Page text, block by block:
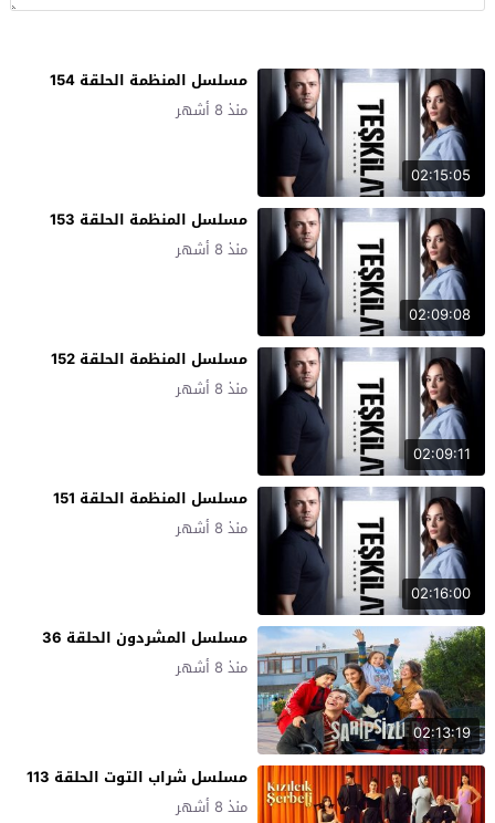
02:15:05
مسلسل المنظمة الحلقة 154
منذ 8 أشهر
02:09:08
مسلسل المنظمة الحلقة 153
منذ 8 أشهر
02:09:11
مسلسل المنظمة الحلقة 152
منذ 8 أشهر
02:16:00
مسلسل المنظمة الحلقة 151
منذ 8 أشهر
02:13:19
مسلسل المشردون الحلقة 36
منذ 8 أشهر
مسلسل شراب التوت الحلقة 113
منذ 8 أشهر